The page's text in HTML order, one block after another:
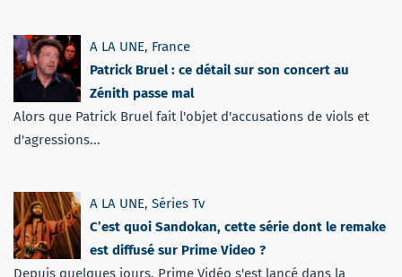
A LA UNE, France
Patrick Bruel : ce détail sur son concert au
Zénith passe mal
Alors que Patrick Bruel fait l'objet d'accusations de viols et
d'agressions...
A LA UNE, Séries Tv
C’est quoi Sandokan, cette série dont le remake
est diffusé sur Prime Video ?
Depuis quelques jours, Prime Vidéo s'est lancé dans la